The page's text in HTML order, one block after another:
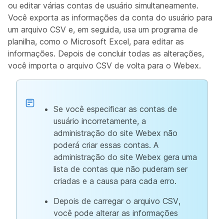
ou editar várias contas de usuário simultaneamente.
Você exporta as informações da conta do usuário para
um arquivo CSV e, em seguida, usa um programa de
planilha, como o Microsoft Excel, para editar as
informações. Depois de concluir todas as alterações,
você importa o arquivo CSV de volta para o Webex.
Se você especificar as contas de
usuário incorretamente, a
administração do site Webex não
poderá criar essas contas. A
administração do site Webex gera uma
lista de contas que não puderam ser
criadas e a causa para cada erro.
Depois de carregar o arquivo CSV,
você pode alterar as informações